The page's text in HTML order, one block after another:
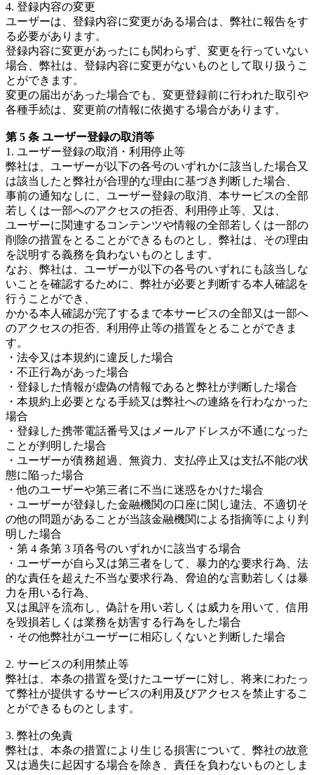
4. 登録内容の変更
ユーザーは、登録内容に変更がある場合は、弊社に報告をす
る必要があります。
登録内容に変更があったにも関わらず、変更を行っていない
場合、弊社は、登録内容に変更がないものとして取り扱うこ
とができます。
変更の届出があった場合でも、変更登録前に行われた取引や
各種手続は、変更前の情報に依拠する場合があります。
第 5 条 ユーザー登録の取消等
1. ユーザー登録の取消・利用停止等
弊社は、ユーザーが以下の各号のいずれかに該当した場合又
は該当したと弊社が合理的な理由に基づき判断した場合、
事前の通知なしに、ユーザー登録の取消、本サービスの全部
若しくは一部へのアクセスの拒否、利用停止等、又は、
ユーザーに関連するコンテンツや情報の全部若しくは一部の
削除の措置をとることができるものとし、弊社は、その理由
を説明する義務を負わないものとします。
なお、弊社は、ユーザーが以下の各号のいずれにも該当しな
いことを確認するために、弊社が必要と判断する本人確認を
行うことができ、
かかる本人確認が完了するまで本サービスの全部又は一部へ
のアクセスの拒否、利用停止等の措置をとることができま
す。
・法令又は本規約に違反した場合
・不正行為があった場合
・登録した情報が虚偽の情報であると弊社が判断した場合
・本規約上必要となる手続又は弊社への連絡を行わなかった
場合
・登録した携帯電話番号又はメールアドレスが不通になった
ことが判明した場合
・ユーザーが債務超過、無資力、支払停止又は支払不能の状
態に陥った場合
・他のユーザーや第三者に不当に迷惑をかけた場合
・ユーザーが登録した金融機関の口座に関し違法、不適切そ
の他の問題があることが当該金融機関による指摘等により判
明した場合
・第 4 条第 3 項各号のいずれかに該当する場合
・ユーザーが自ら又は第三者をして、暴力的な要求行為、法
的な責任を超えた不当な要求行為、脅迫的な言動若しくは暴
力を用いる行為、
又は風評を流布し、偽計を用い若しくは威力を用いて、信用
を毀損若しくは業務を妨害する行為をした場合
・その他弊社がユーザーに相応しくないと判断した場合
2. サービスの利用禁止等
弊社は、本条の措置を受けたユーザーに対し、将来にわたっ
て弊社が提供するサービスの利用及びアクセスを禁止するこ
とができるものとします。
3. 弊社の免責
弊社は、本条の措置により生じる損害について、弊社の故意
又は過失に起因する場合を除き、責任を負わないものとしま